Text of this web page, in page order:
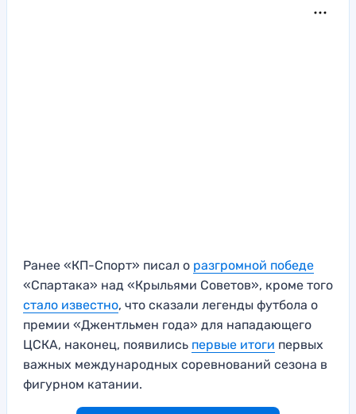
Ранее «КП-Спорт» писал о разгромной победе
«Спартака» над «Крыльями Советов», кроме того
стало известно, что сказали легенды футбола о
премии «Джентльмен года» для нападающего
ЦСКА, наконец, появились первые итоги первых
важных международных соревнований сезона в
фигурном катании.